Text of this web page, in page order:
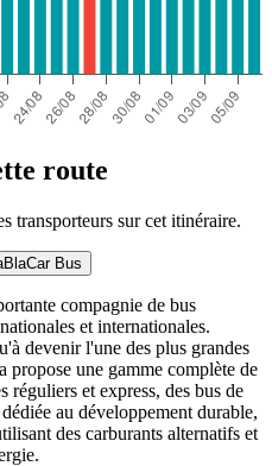
route
transporteurs sur cet itinéraire.
Bus
compagnie de bus
et internationales.
devenir l'une des plus grandes
propose une gamme complète de
réguliers et express, des bus de
au développement durable,
des carburants alternatifs et